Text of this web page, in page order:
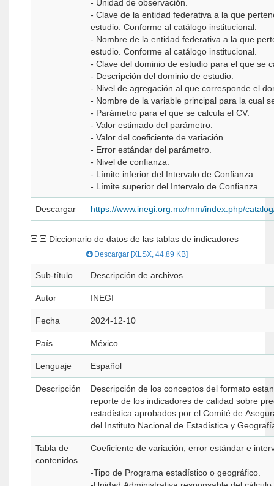
- Unidad de observación.
- Clave de la entidad federativa a la que
estudio. Conforme al catálogo institucional.
- Nombre de la entidad federativa a la que
estudio. Conforme al catálogo institucional.
- Clave del dominio de estudio para el que se
- Descripción del dominio de estudio.
- Nivel de agregación al que corresponde el
- Nombre de la variable principal para la cual
- Parámetro para el que se calcula el CV.
- Valor estimado del parámetro.
- Valor del coeficiente de variación.
- Error estándar del parámetro.
- Nivel de confianza.
- Límite inferior del Intervalo de Confianza.
- Límite superior del Intervalo de Confianza.
Descargar https://www.inegi.org.mx/rnm/index.php/
Diccionario de datos de las tablas de indicadores
Descargar [XLSX, 44.89 KB]
Sub-título Descripción de archivos
Autor INEGI
Fecha 2024-12-10
País México
Lenguaje Español
Descripción
Descripción de los conceptos del formato
reporte de los indicadores de calidad sobre
estadística aprobados por el Comité de
del Instituto Nacional de Estadística y
Tabla de
contenidos
Coeficiente de variación, error estándar e
-Tipo de Programa estadístico o geográfico.